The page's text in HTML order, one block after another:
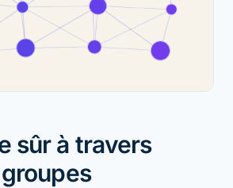
sûr à travers